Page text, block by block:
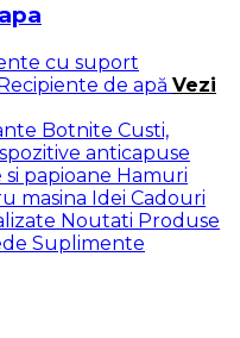
cu suport
de apă Vezi
Botnite Custi,
anticapuse
papioane Hamuri
masina Idei Cadouri
Noutati Produse
Suplimente